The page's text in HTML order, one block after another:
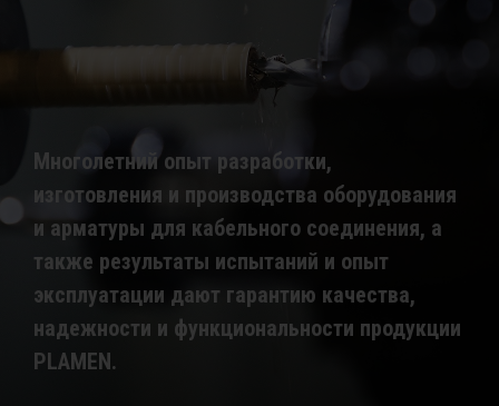
Многолетний опыт разработки,
изготовления и производства оборудования
и арматуры для кабельного соединения, а
также результаты испытаний и опыт
эксплуатации дают гарантию качества,
надежности и функциональности продукции
PLAMEN.